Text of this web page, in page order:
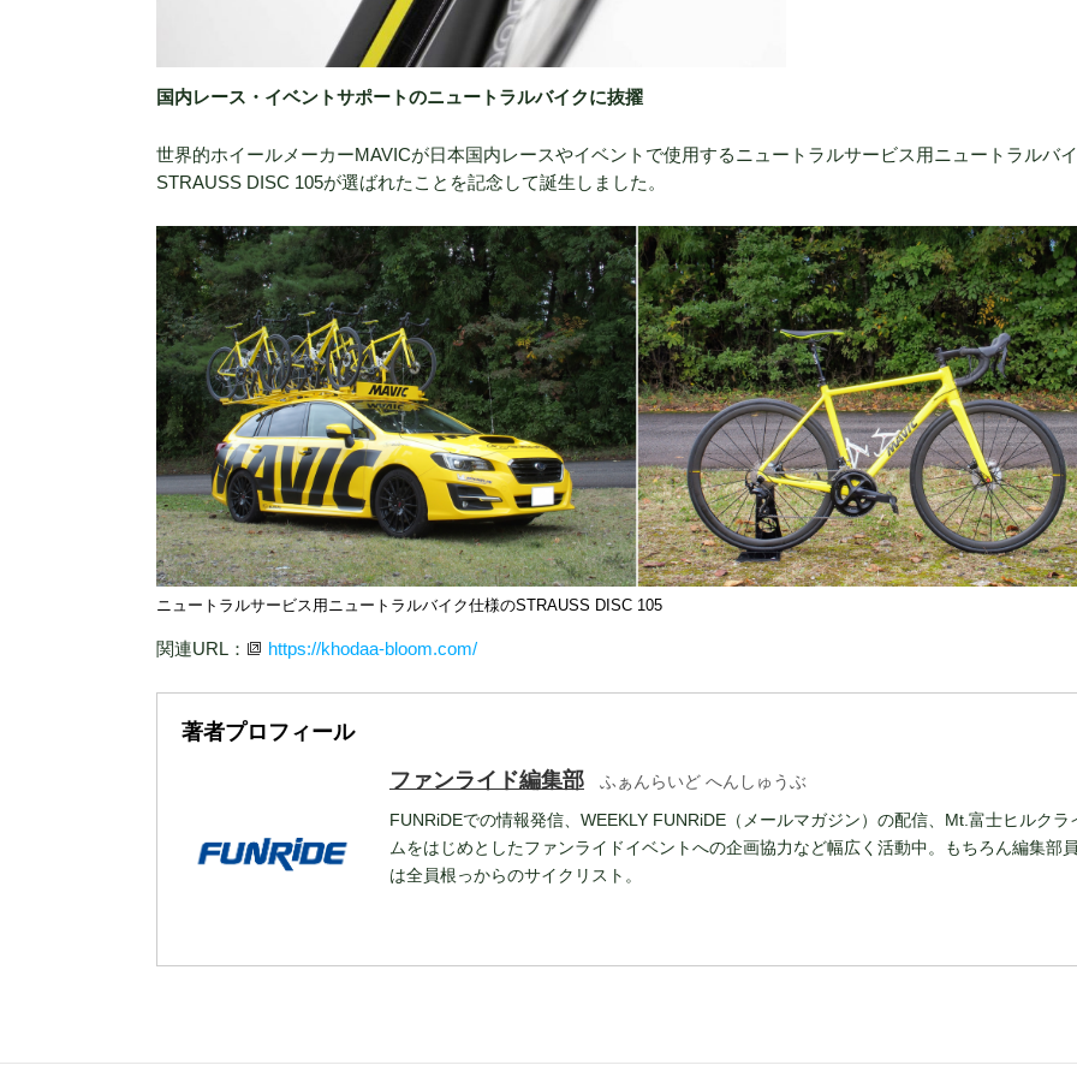
国内レース・イベントサポートのニュートラルバイクに抜擢
世界的ホイールメーカーMAVICが日本国内レースやイベントで使用するニュートラルサービス用ニュートラルバ
STRAUSS DISC 105が選ばれたことを記念して誕生しました。
ニュートラルサービス用ニュートラルバイク仕様のSTRAUSS DISC 105
関連URL： https://khodaa-bloom.com/
著者プロフィール
ファンライド編集部
ふぁんらいど へんしゅうぶ
FUNRiDEでの情報発信、WEEKLY FUNRiDE（メールマガジン）の配信、Mt.富士ヒルクラ
ムをはじめとしたファンライドイベントへの企画協力など幅広く活動中。もちろん編集部
は全員根っからのサイクリスト。